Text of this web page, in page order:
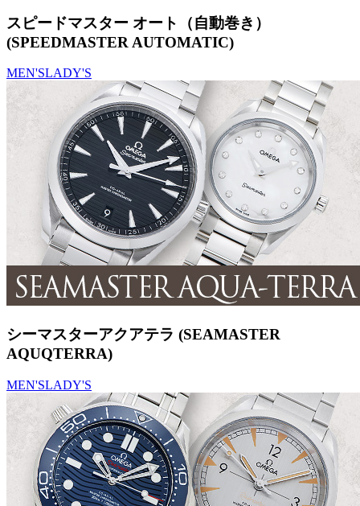
スピードマスター オート（自動巻き）
(SPEEDMASTER AUTOMATIC)
MEN'SLADY'S
シーマスターアクアテラ (SEAMASTER
AQUQTERRA)
MEN'SLADY'S